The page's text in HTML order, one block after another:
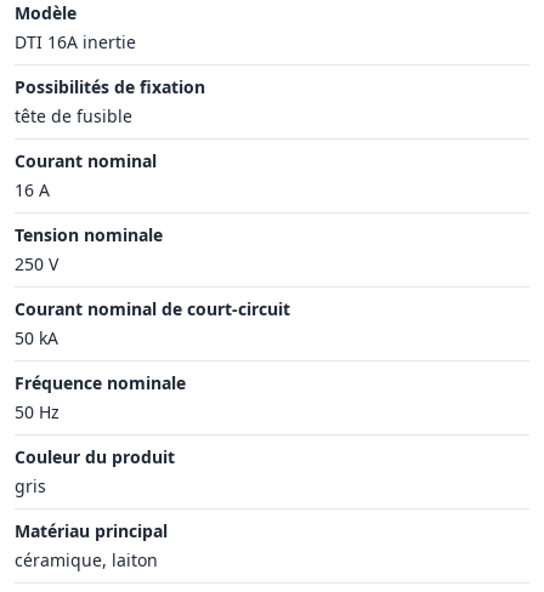
Modèle
DTI 16A inertie
Possibilités de fixation
tête de fusible
Courant nominal
16 A
Tension nominale
250 V
Courant nominal de court-circuit
50 kA
Fréquence nominale
50 Hz
Couleur du produit
gris
Matériau principal
céramique, laiton